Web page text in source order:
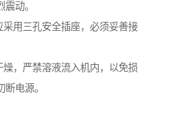
动。
用三孔安全插座，必须妥善接
，严禁溶液流入机内，以免损
电源。